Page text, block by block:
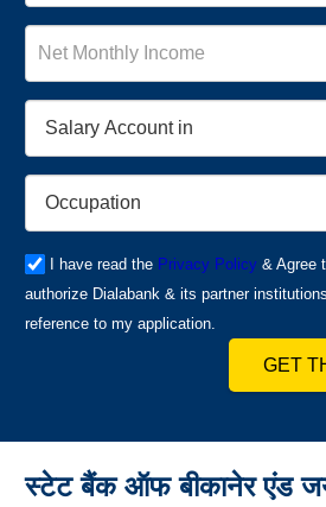
I have read the Privacy Policy& Agree
authorize Dialabank & its partner
reference to my application.
GET
स्टेट बैंक ऑफ बीकानेर एंड